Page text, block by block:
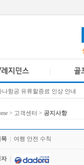
항공 유류할증료 인상 안내
> 고객센터 > 공지사항
여행 안전 수칙
자